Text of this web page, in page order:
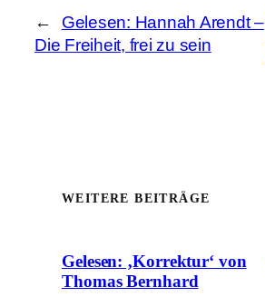
←
Gelesen: Hannah Arendt –
Die Freiheit, frei zu sein
WEITERE BEITRÄGE
Gelesen: ‚Korrektur‘ von
Thomas Bernhard